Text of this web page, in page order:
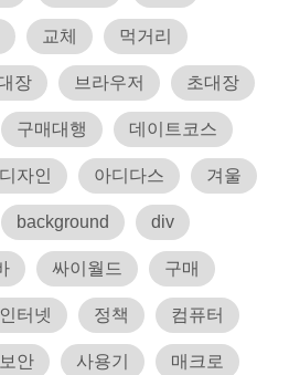
교체 먹거리
장 브라우저 초대장
구매대행 데이트코스
자인 아디다스 겨울
background div
싸이월드 구매
인터넷 정책 컴퓨터
보안 사용기 매크로